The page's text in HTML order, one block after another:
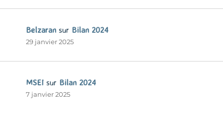
Belzaran sur Bilan 2024
29 janvier 2025
MSEI sur Bilan 2024
7 janvier 2025